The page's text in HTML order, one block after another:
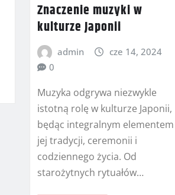
Znaczenie muzyki w
kulturze Japonii
admin
cze 14, 2024
0
Muzyka odgrywa niezwykle
istotną rolę w kulturze Japonii,
będąc integralnym elementem
jej tradycji, ceremonii i
codziennego życia. Od
starożytnych rytuałów…